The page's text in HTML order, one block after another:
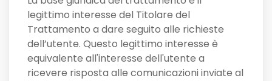
legittimo interesse del Titolare del
Trattamento a dare seguito alle richieste
dell’utente. Questo legittimo interesse è
equivalente all'interesse dell'utente a
ricevere risposta alle comunicazioni inviate al